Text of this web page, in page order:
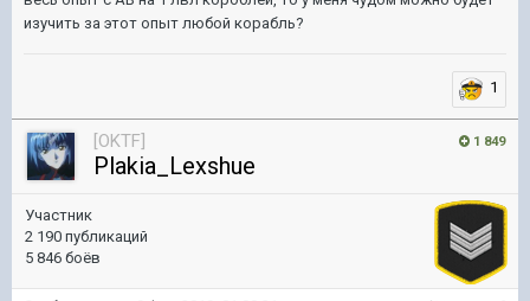
изучить за этот опыт любой корабль?
1
1 849
[OKTF]
Plakia_Lexshue
Участник
2 190 публикаций
5 846 боёв